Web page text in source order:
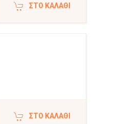
ΣΤΟ ΚΑΛΆΘΙ
ΣΤΟ ΚΑΛΆΘΙ